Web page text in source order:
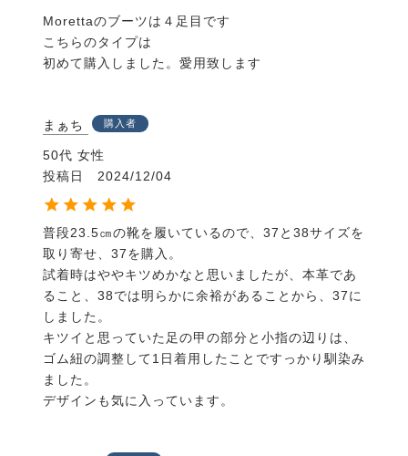
Morettaのブーツは４足目です
こちらのタイプは
初めて購入しました。愛用致します
まぁち 購入者
50代 女性
投稿日
2024/12/04
普段23.5㎝の靴を履いているので、37と38サイズを
取り寄せ、37を購入。
試着時はややキツめかなと思いましたが、本革であ
ること、38では明らかに余裕があることから、37に
しました。
キツイと思っていた足の甲の部分と小指の辺りは、
ゴム紐の調整して1日着用したことですっかり馴染み
ました。
デザインも気に入っています。